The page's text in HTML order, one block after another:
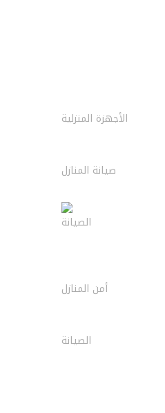
الأجهزة المنزلية
صيانة المنازل
الصيانة
أمن المنازل
الصيانة